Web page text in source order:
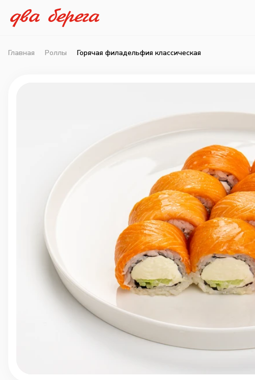
Главная Роллы Горячая филадельфия классическая